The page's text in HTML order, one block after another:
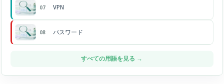
07 VPN
08 パスワード
すべての用語を見る →